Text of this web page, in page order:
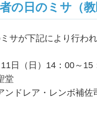
の日のミサ（教
サが下記により行わ
日（日）14：00～15
堂
ンドレア・レンボ補佐